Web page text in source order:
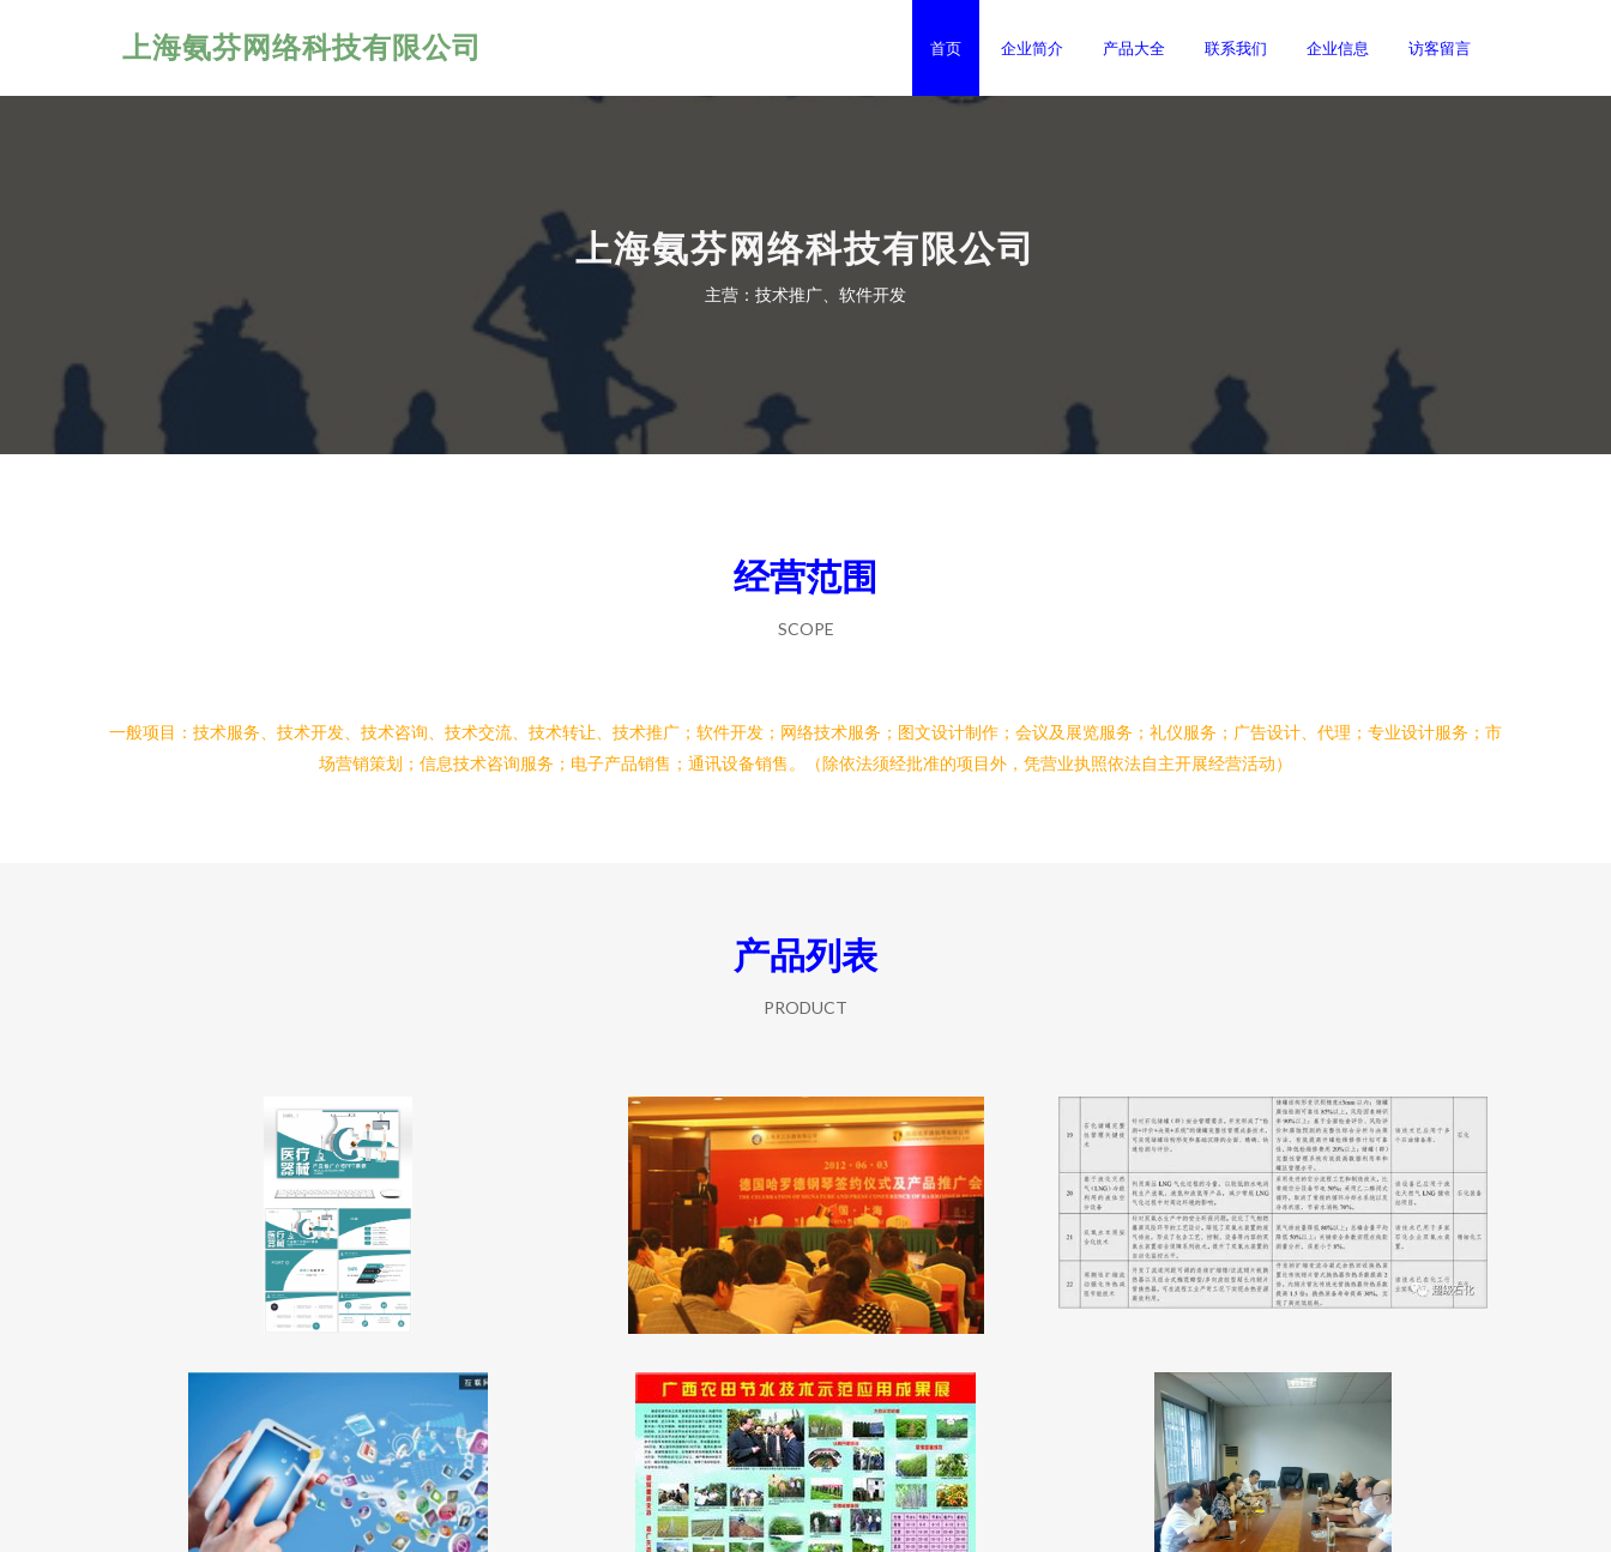
上海氨芬网络科技有限公司 首页 企业简介 产品大全 联系我们 企业信息 访客留言
上海氨芬网络科技有限公司
主营：技术推广、软件开发
经营范围
SCOPE
一般项目：技术服务、技术开发、技术咨询、技术交流、技术转让、技术推广；软件开发；网络技术服务；图文设计制作；会议及展览服务；礼仪服务；广告设计、代理；专业设计服务；市
场营销策划；信息技术咨询服务；电子产品销售；通讯设备销售。（除依法须经批准的项目外，凭营业执照依法自主开展经营活动）
产品列表
PRODUCT